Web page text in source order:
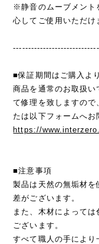
※静音のムーブメント
心してご使用いただけ
■保証期間はご購入よ
商品を通常のお取扱い
て修理を致しますので
たは以下フォームへお
https://
■注意事項
製品は天然の無垢材を
差がございます。
また、木材によって
ございます。
すべて職人の手により